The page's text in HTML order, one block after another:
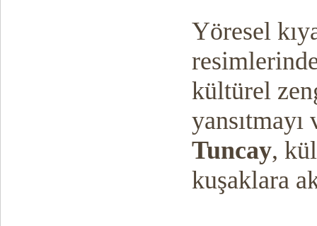
Yöresel
kültürel
Tuncay,
kuşaklara